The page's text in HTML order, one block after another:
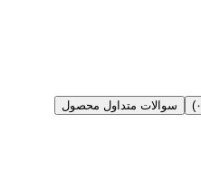
سوالات متداول محصول